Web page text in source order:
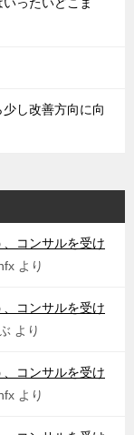
し改善方向に向
コンサルを受け
より
コンサルを受け
より
コンサルを受け
より